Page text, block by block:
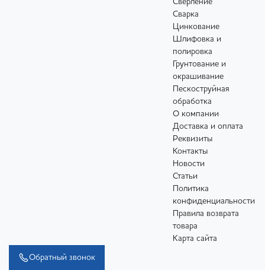
Сверление
Сварка
Цинкование
Шлифовка и
полировка
Грунтование и
окрашивание
Пескоструйная
обработка
О компании
Доставка и оплата
Реквизиты
Контакты
Новости
Статьи
Политика
конфиденциальности
Правила возврата
товара
Карта сайта
Обратный звонок